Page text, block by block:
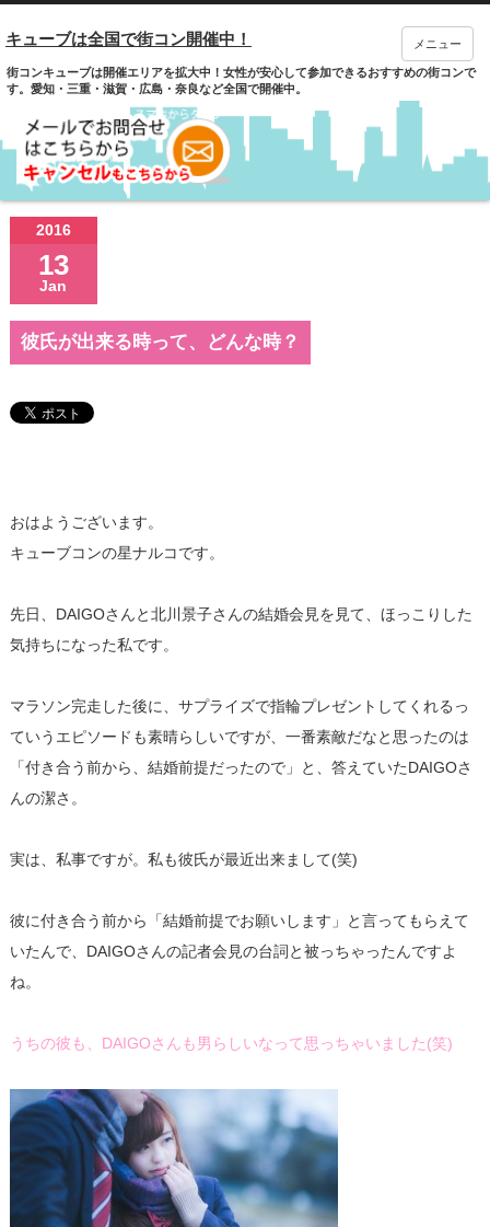
キューブは全国で街コン開催中！
街コンキューブは開催エリアを拡大中！女性が安心して参加できるおすすめの街コンで
す。愛知・三重・滋賀・広島・奈良など全国で開催中。
メニュー
2016
13
Jan
彼氏が出来る時って、どんな時？
おはようございます。
キューブコンの星ナルコです。
先日、DAIGOさんと北川景子さんの結婚会見を見て、ほっこりした
気持ちになった私です。
マラソン完走した後に、サプライズで指輪プレゼントしてくれるっ
ていうエピソードも素晴らしいですが、一番素敵だなと思ったのは
「付き合う前から、結婚前提だったので」と、答えていたDAIGOさ
んの潔さ。
実は、私事ですが。私も彼氏が最近出来まして(笑)
彼に付き合う前から「結婚前提でお願いします」と言ってもらえて
いたんで、DAIGOさんの記者会見の台詞と被っちゃったんですよ
ね。
うちの彼も、DAIGOさんも男らしいなって思っちゃいました(笑)